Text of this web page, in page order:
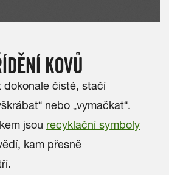
KOVŮ
dokonale čisté, stačí
nebo „vymačkat“.
jsou recyklační symboly
kam přesně